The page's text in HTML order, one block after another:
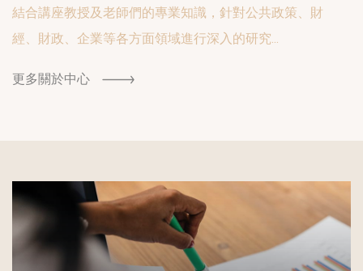
結合講座教授及老師們的專業知識，針對公共政策、財
經、財政、企業等各方面領域進行深入的研究...
更多關於中心